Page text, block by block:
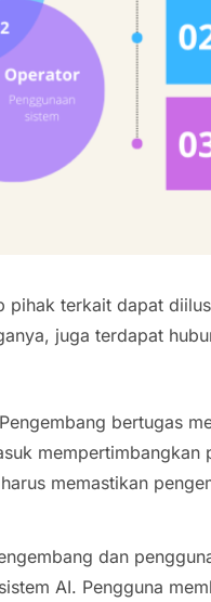
pihak terkait dapat
juga terdapat
bertugas
memastikan
dan
AI. Pengguna